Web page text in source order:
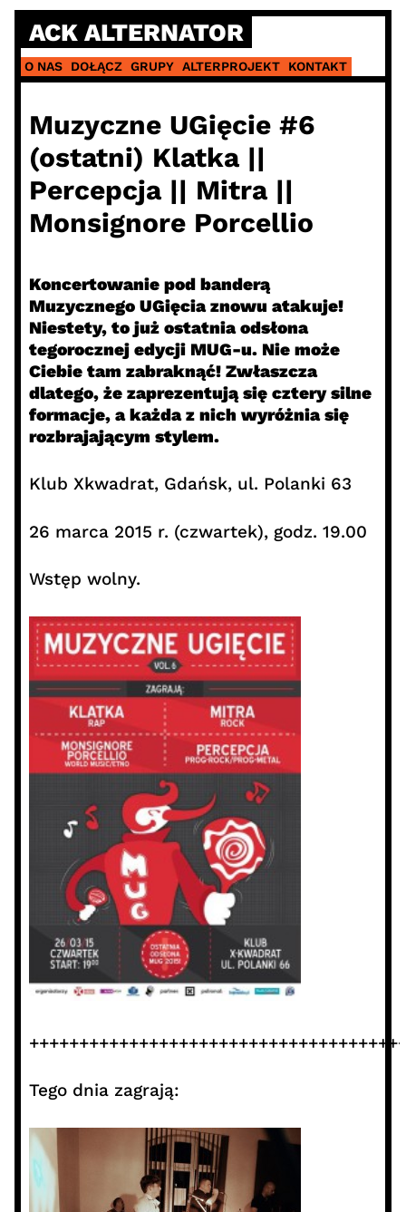
Skip
content
ACK ALTERNATOR
O NAS DOŁĄCZ GRUPY ALTERPROJEKT KONTAKT
Muzyczne UGięcie #6
(ostatni) Klatka ||
Percepcja || Mitra ||
Monsignore Porcellio
Koncertowanie pod banderą
Muzycznego UGięcia znowu atakuje!
Niestety, to już ostatnia odsłona
tegorocznej edycji MUG-u. Nie może
Ciebie tam zabraknąć! Zwłaszcza
dlatego, że zaprezentują się cztery silne
formacje, a każda z nich wyróżnia się
rozbrajającym stylem.
Klub Xkwadrat, Gdańsk, ul. Polanki 63
26 marca 2015 r. (czwartek), godz. 19.00
Wstęp wolny.
Tego dnia zagrają: